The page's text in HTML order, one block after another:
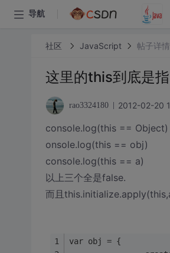
导航
社区 JavaScript 帖子详情
这里的this到底是
rao3324180 2012-02-20
console.log(this == Object)
onsole.log(this == obj)
console.log(this == a)
以上三个全是false.
而且
var obj = {